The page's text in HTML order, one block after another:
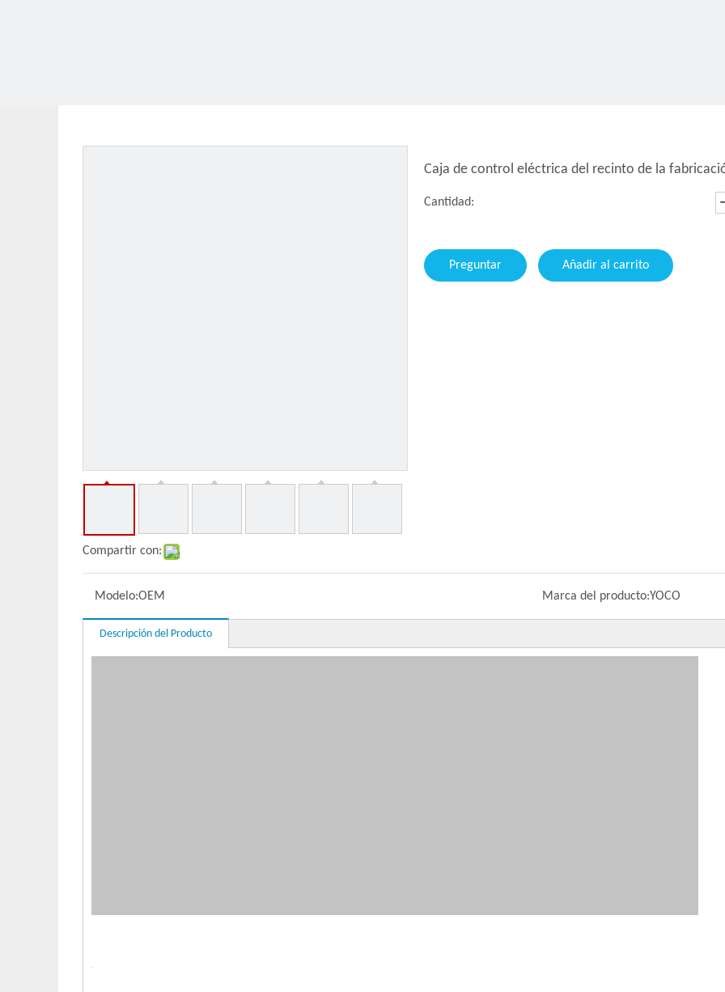
Compartir con:
Caja de control eléctrica del recinto de la
Cantidad:
Preguntar Añadir al carrito
Modelo:OEM Marca del producto:YOCO
Descripción del Producto